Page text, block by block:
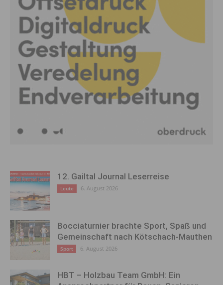
12. Gailtal Journal Leserreise
Leute 6. August 2026
Bocciaturnier brachte Sport, Spaß und
Gemeinschaft nach Kötschach-Mauthen
Sport 6. August 2026
HBT – Holzbau Team GmbH: Ein